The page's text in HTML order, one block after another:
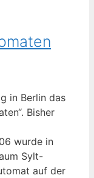
in Berlin das
Bisher
wurde in
Sylt-
auf der